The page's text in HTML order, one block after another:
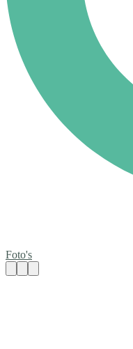
Foto's